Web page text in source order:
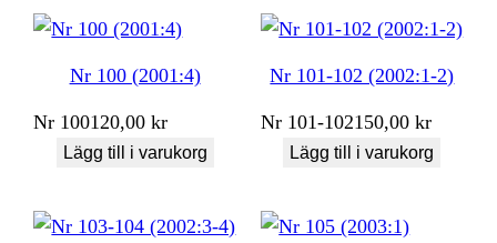
Nr 100 (2001:4)
Nr 100120,00kr
Lägg till i varukorg
Nr 101-102 (2002:1-2)
Nr 101-102150,00kr
Lägg till i varukorg